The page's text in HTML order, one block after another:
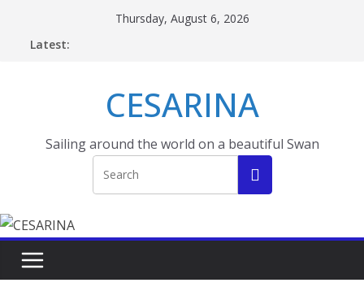
Thursday, August 6, 2026
Latest:
CESARINA
Sailing around the world on a beautiful Swan